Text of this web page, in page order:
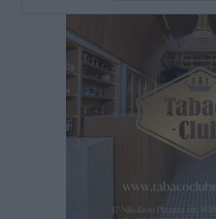
Iατρικός Σύλλογος Ροδου
Στρατηγικές Προτάσεις για
Δημόσιας Υγείας στη
Νοσοκομεία της Γ΄ Ζώνης
πριν 4 ώρες
Πάνθηρες: Ξεκίνησαν
“πτήση” τους